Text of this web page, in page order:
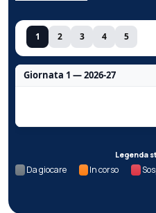
1 2 3 4 5
Giornata 1 — 2026-27
Legenda
Da giocare In corso